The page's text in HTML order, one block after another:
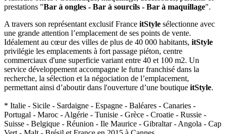
prestations "Bar à ongles - Bar à sourcils - Bar à maquillage".
A travers son représentant exclusif France itStyle sélectionne avec
une grande attention l’emplacement de ses points de vente.
Idéalement au cœur des villes de plus de 40 000 habitants, itStyle
privilégie les emplacements à fort passage piéton, centre
commerciaux d'une superficie variant entre 40 et 100 m2. Un
service développement accompagne le futur franchisé dans la
recherche, la sélection et la négociation de l’emplacement,
permettant ainsi d’aboutir dans l'ouverture d’une boutique itStyle.
* Italie - Sicile - Sardaigne - Espagne - Baléares - Canaries -
Portugal - Maroc - Algérie - Tunisie - Grèce - Croatie - Russie -
Suisse - Belgique - Réunion - Ile Maurice - Gibraltar - Angola - Cap